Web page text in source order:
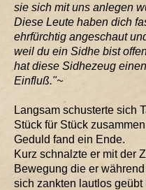
sie sich mit uns anlegen
Diese Leute haben dich
ehrfürchtig angeschaut
weil du ein Sidhe bist
hat diese Sidhezeug
Einfluß."~
Langsam schusterte sich
Stück für Stück
Geduld fand ein Ende.
Kurz schnalzte er mit der
Bewegung die er
sich zankten lautlos geübt